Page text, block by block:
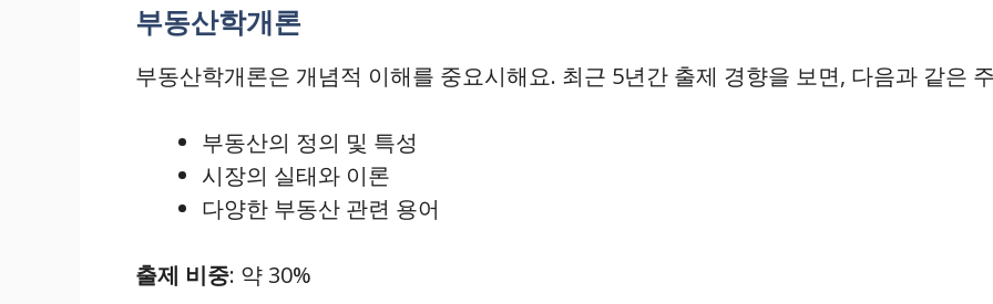
부동산학개론
부동산학개론은 개념적 이해를 중요시해요. 최근 5년간 출제 경향을 보면, 다음과 같은
부동산의 정의 및 특성
시장의 실태와 이론
다양한 부동산 관련 용어
출제 비중: 약 30%